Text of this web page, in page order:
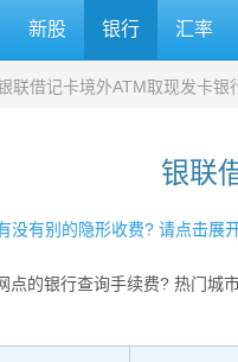
新股 银行 汇率
联借记卡境外ATM取现发卡银
银联
没有别的隐形收费? 请点击展
点的银行查询手续费? 热门城